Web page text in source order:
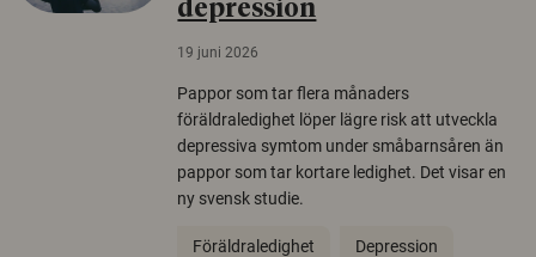
depression
19 juni 2026
Pappor som tar flera månaders
föräldraledighet löper lägre risk att utveckla
depressiva symtom under småbarnsåren än
pappor som tar kortare ledighet. Det visar en
ny svensk studie.
Föräldraledighet Depression